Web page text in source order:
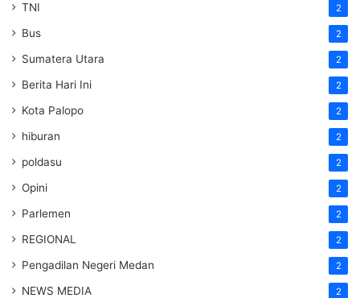
TNI 2
Bus 2
Sumatera Utara 2
Berita Hari Ini 2
Kota Palopo 2
hiburan 2
poldasu 2
Opini 2
Parlemen 2
REGIONAL 2
Pengadilan Negeri Medan 2
NEWS MEDIA 2